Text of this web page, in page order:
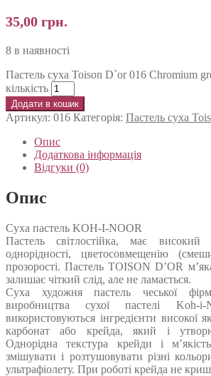
35,00 грн.
8 в наявності
Пастель суха Toison D`or 016 Chromium
кількість
Додати в кошик
Артикул: 016 Категорія: Пастель суха
Опис
Додаткова інформація
Відгуки (0)
Опис
Суха пастель KOH-I-NOOR
Пастель світлостійка, має високий
однорідності, цветосовмещенію
прозорості. Пастель TOISON D’OR
залишає чіткий слід, але не ламається.
Суха художня пастель чеської
виробництва сухої пастелі Koh-
використовуються інгредієнти високої
карбонат або крейда, який і
Однорідна текстура крейди і
змішувати і розтушовувати різні
ультрафіолету. При роботі крейда не